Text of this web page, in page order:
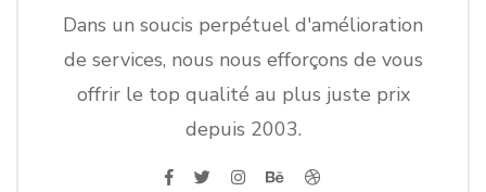
Dans un soucis perpétuel d'amélioration
de services, nous nous efforçons de vous
offrir le top qualité au plus juste prix
depuis 2003.